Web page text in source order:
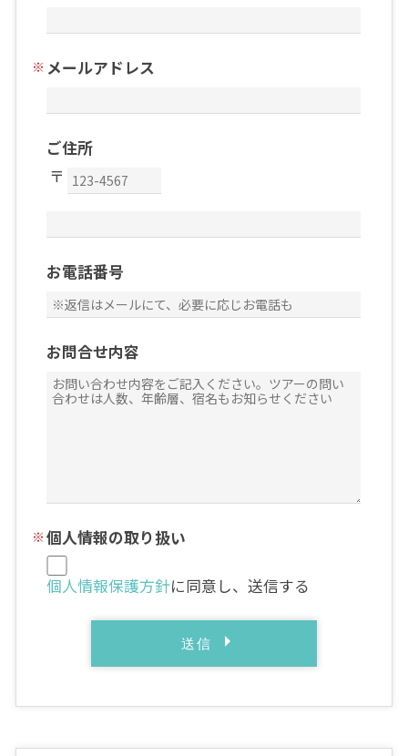
メールアドレス
ご住所
お電話番号
お問合せ内容
個人情報の取り扱い
個人情報保護方針に同意し、送信する